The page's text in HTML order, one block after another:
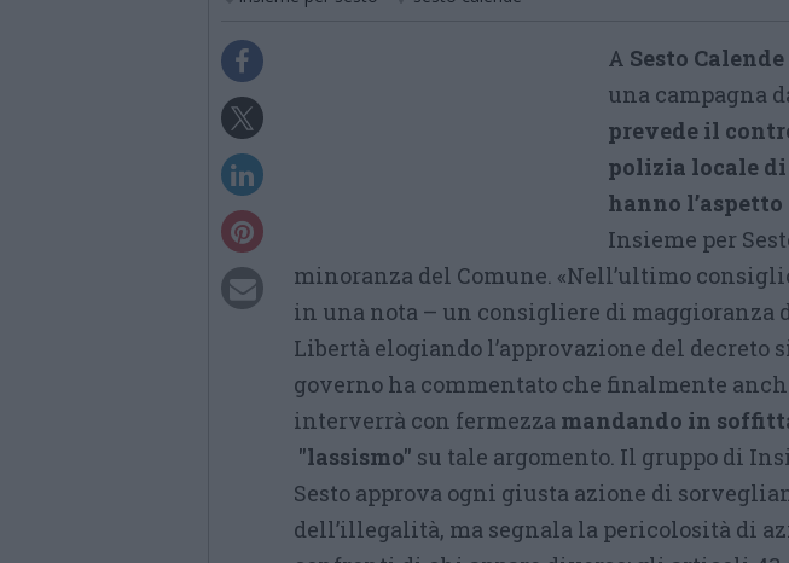
A Sesto Calende
una campagna
prevede il
polizia locale
hanno
Insieme per
minoranza del Comune. «Nell’ultimo
in una nota – un consigliere di maggioranza
Libertà elogiando l’approvazione del decreto
governo ha commentato che finalmente
interverrà con fermezza mandando in
"lassismo" su tale argomento. Il gruppo di
Sesto approva ogni giusta azione di
dell’illegalità, ma segnala la pericolosità di